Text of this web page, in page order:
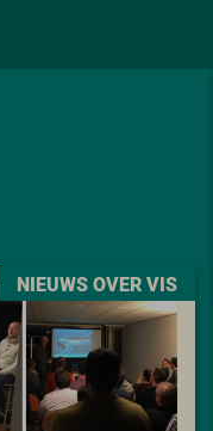
NIEUWS OVER VIS